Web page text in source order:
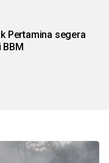
Pertamina segera